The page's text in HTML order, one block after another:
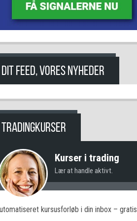
DIT FEED, VORES NYHEDER
TRADINGKURSER
Kurser i trading
Lær at handle aktivt.
kursusforløb i din inbox – gratis